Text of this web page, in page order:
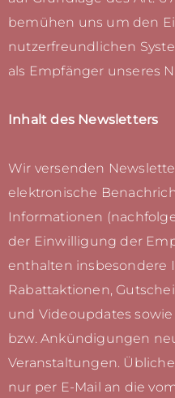
bemühen uns um den
nutzerfreundlichen
als Empfänger unseres
Inhalt des Newsletters
Wir versenden
elektronische
Informationen
der Einwilligung der
enthalten insbesondere
Rabattaktionen,
und Videoupdates
bzw. Ankündigungen
Veranstaltungen.
nur per E-Mail an die